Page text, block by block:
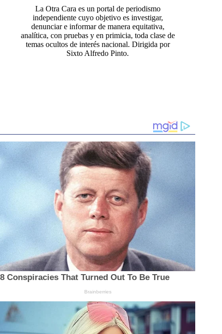
La Otra Cara es un portal de periodismo
independiente cuyo objetivo es investigar,
denunciar e informar de manera equitativa,
analítica, con pruebas y en primicia, toda clase de
temas ocultos de interés nacional. Dirigida por
Sixto Alfredo Pinto.